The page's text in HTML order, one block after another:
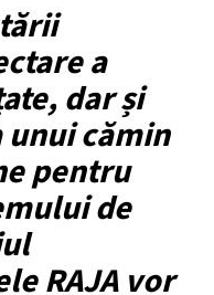
a
dar și
cămin
pentru
de
RAJA vor